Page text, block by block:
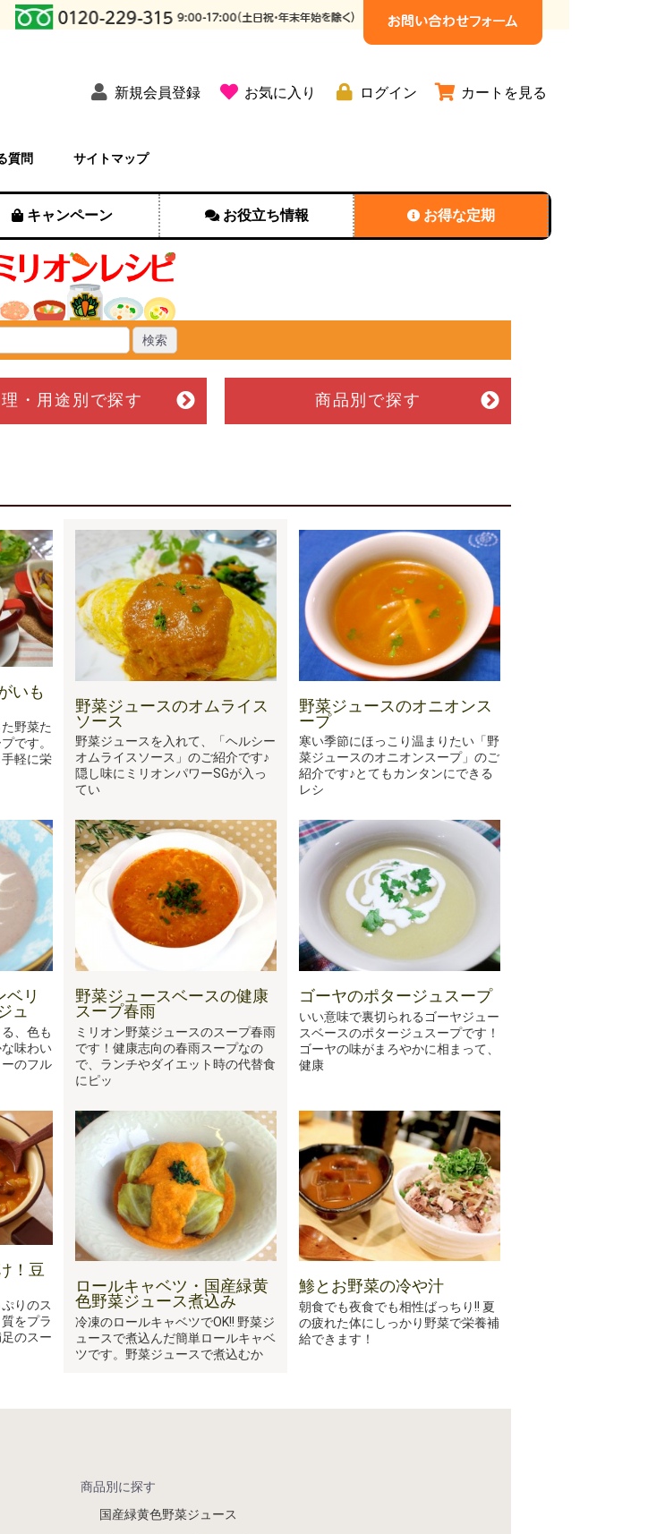
新規会員登録 お気に入り ログイン カートを見る
質問 サイトマップ
キャンペーン お役立ち情報 お得な定期
・用途別 で探す 商品別 で探す
いも
野菜た
です。
軽に栄
野菜ジュースのオムライス
ソース
野菜ジュースを入れて、「ヘルシー
オムライスソース」のご紹介です♪
隠し味にミリオンパワーSGが入っ
てい
野菜ジュースのオニオンス
ープ
寒い季節にほっこり温まりたい「野
菜ジュースのオニオンスープ」のご
紹介です♪とてもカンタンにできる
レシ
ベリ
ュ
、色も
味わい
のフル
野菜ジュースベースの健康
スープ春雨
ミリオン野菜ジュースのスープ春雨
です！健康志向の春雨スープなの
で、ランチやダイエット時の代替食
にピッ
ゴーヤのポタージュスープ
いい意味で裏切られるゴーヤジュー
スベースのポタージュスープです！
ゴーヤの味がまろやかに相まって、
健康
！豆
りのス
をプラ
のスー
ロールキャベツ・国産緑黄
色野菜ジュース煮込み
冷凍のロールキャベツでOK!! 野菜ジ
ュースで煮込んだ簡単ロールキャベ
ツです。野菜ジュースで煮込むか
鯵とお野菜の冷や汁
朝食でも夜食でも相性ばっちり!! 夏
の疲れた体にしっかり野菜で栄養補
給できます！
商品別に探す
国産緑黄色野菜ジュース